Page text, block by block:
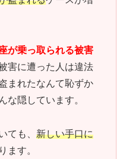
が乗っ取られる被害
害に遭った人は違法
まれたなんて恥ずか
な隠しています。
ても、 新しい手口に
ます。